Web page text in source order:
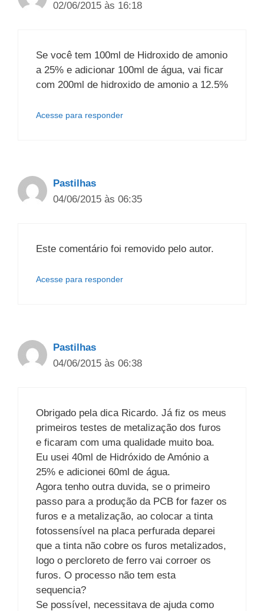
02/06/2015 às 16:18
Se você tem 100ml de Hidroxido de amonio
a 25% e adicionar 100ml de água, vai ficar
com 200ml de hidroxido de amonio a 12.5%
Acesse para responder
Pastilhas
04/06/2015 às 06:35
Este comentário foi removido pelo autor.
Acesse para responder
Pastilhas
04/06/2015 às 06:38
Obrigado pela dica Ricardo. Já fiz os meus
primeiros testes de metalização dos furos
e ficaram com uma qualidade muito boa.
Eu usei 40ml de Hidróxido de Amónio a
25% e adicionei 60ml de água.
Agora tenho outra duvida, se o primeiro
passo para a produção da PCB for fazer os
furos e a metalização, ao colocar a tinta
fotossensível na placa perfurada deparei
que a tinta não cobre os furos metalizados,
logo o percloreto de ferro vai corroer os
furos. O processo não tem esta
sequencia?
Se possível, necessitava de ajuda como